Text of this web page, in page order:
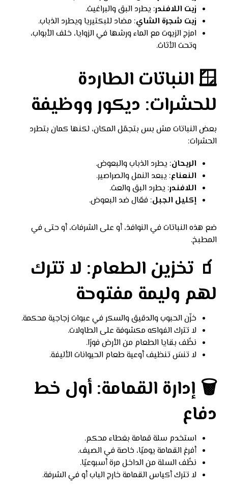
زيت اللافندر: يطرد البق والبراغيث.
زيت شجرة الشاي: مضاد للبكتيريا ويطرد الذباب.
امزج الزيوت مع الماء ورشها في الزوايا، خلف الأبواب،
وتحت الأثاث.
🪟 النباتات الطاردة
للحشرات: ديكور ووظيفة
بعض النباتات مش بس بتجمّل المكان، لكنها كمان بتطرد
الحشرات:
الريحان: يطرد الذباب والبعوض.
النعناع: يبعد النمل والصراصير.
اللافندر: يطرد البق والعث.
إكليل الجبل: فعّال ضد البعوض.
ضع هذه النباتات في النوافذ، أو على الشرفات، أو حتى في
المطبخ.
🧃 تخزين الطعام: لا تترك
لهم وليمة مفتوحة
خزّن الحبوب والدقيق والسكر في عبوات زجاجية محكمة.
لا تترك الفواكه مكشوفة على الطاولات.
نظّف بقايا الطعام من الأرض فورًا.
لا تنسَ تنظيف أوعية طعام الحيوانات الأليفة.
🗑️ إدارة القمامة: أول خط
دفاع
استخدم سلة قمامة بغطاء محكم.
أفرغ القمامة يوميًا، خاصة في الصيف.
نظّف السلة من الداخل مرة أسبوعيًا.
لا تترك أكياس القمامة خارج الباب أو في الشرفة.